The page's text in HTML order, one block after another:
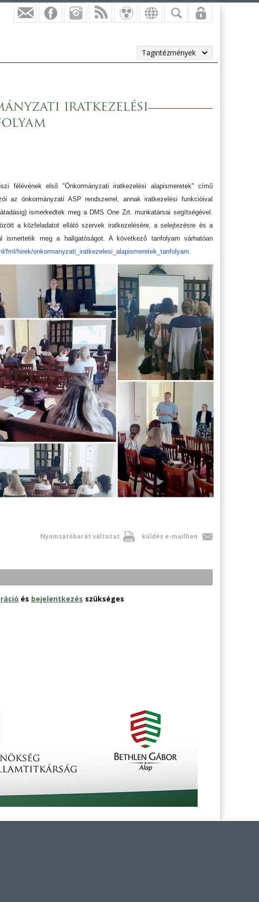
Tagintézmények
iratkezelési
félévének első "Önkormányzati iratkezelési alapismeretek" című
az önkormányzati ASP rendszerrel, annak iratkezelési funkcióival
ismerkedtek meg a DMS One Zrt. munkatársai segítségével.
a közfeladatot ellátó szervek iratkezelésére, a selejtezésre és a
ismertetik meg a hallgatóságot. A következő tanfolyam várhatóan
fml/hirek/onkormanyzati_ iratkezelesi_alapismeretek_ tanfolyam.
Nyomtatóbarát változat küldés e-mailben
és bejelentkezés szükséges